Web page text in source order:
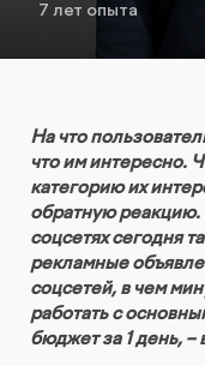
UX-тестирование
Глубинные интервью
Создание AI-
Правовой аудит
Оптимизация
РЕФЕРАЛЬНАЯ
7 лет опыта
На что
что им интересно.
категорию их
обратную реакцию.
соцсетях сегодня
рекламные
соцсетей, в чем
работать с
бюджет за 1 день, –